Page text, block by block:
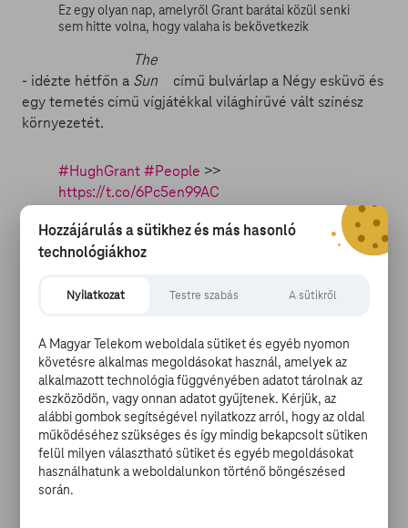
Ez egy olyan nap, amelyről Grant barátai közül senki
sem hitte volna, hogy valaha is bekövetkezik
- idézte hétfőn a
The
Sun
című bulvárlap a Négy esküvő és
egy temetés című vígjátékkal világhírűvé vált színész
környezetét.
#HughGrant#People >>
https://t.co/6Pc5en99AC
— Madame Figaro (@Madamefigaro)
van még két gyermeke Tinglan Hong kínai színésznőtől.
Grant sokáig járt együtt Liz Hurley brit színésznővel is.
A brit filmsztár leendő neje valaha az ESPN amerikai
sportcsatorna producere volt, jelenleg az Ace&Me
gyermekruhamárka svéd részlegénél igazgató.
Hozzájárulás a sütikhez és más hasonló
technológiákhoz
Nyilatkozat Testre szabás A sütikről
A Magyar Telekom weboldala sütiket és egyéb nyomon
követésre alkalmas megoldásokat használ, amelyek az
alkalmazott technológia függvényében adatot tárolnak az
eszközödön, vagy onnan adatot gyűjtenek. Kérjük, az
alábbi gombok segítségével nyilatkozz arról, hogy az oldal
működéséhez szükséges és így mindig bekapcsolt sütiken
felül milyen választható sütiket és egyéb megoldásokat
használhatunk a weboldalunkon történő böngészésed
során.